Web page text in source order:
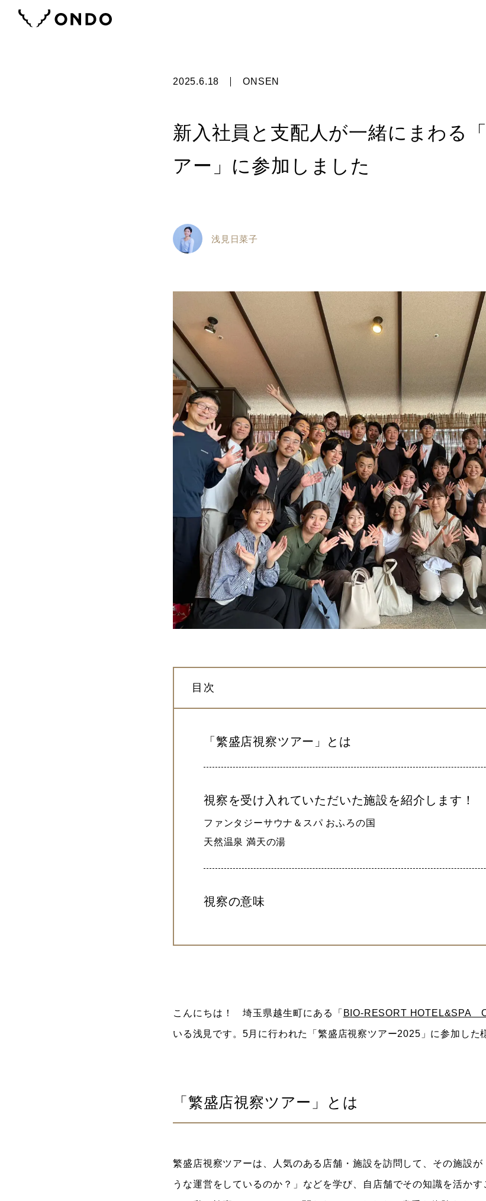
2025.6.18 ONSEN
新入社員と支配人が一緒にまわる
アー」に参加しました
浅見日菜子
目次
「繁盛店視察ツアー」とは
視察を受け入れていただいた施設を紹介します！
ファンタジーサウナ＆スパ おふろの国
天然温泉 満天の湯
視察の意味
こんにちは！ 埼玉県越生町にある「 BIO-RESORT HOTEL&SPA
いる浅見です。5月に行われた「繁盛店視察ツアー2025」に参加した
「繁盛店視察ツアー」とは
繁盛店視察ツアーは、人気のある店舗・施設を訪問して、その施設
うな運営をしているのか？」などを学び、自店舗でその知識を活か